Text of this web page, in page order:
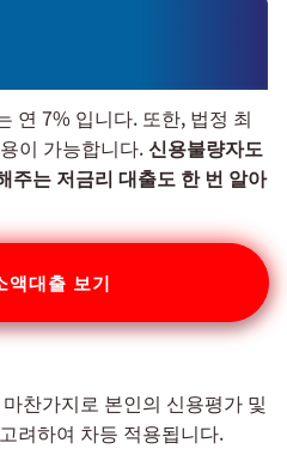
연 7% 입니다. 또한, 법정 최
이 가능합니다.신용불량자도
주는 저금리 대출도 한 번 알아
액대출 보기
찬가지로 본인의 신용평가 및
려하여 차등 적용됩니다.